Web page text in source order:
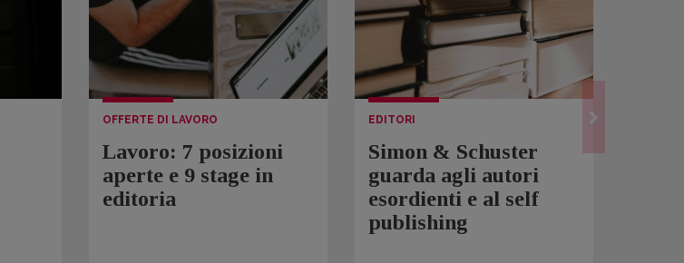
OFFERTE DI LAVORO
Lavoro: 7 posizioni
aperte e 9 stage in
editoria
EDITORI
Simon & Schuster
guarda agli autori
esordienti e al self
publishing